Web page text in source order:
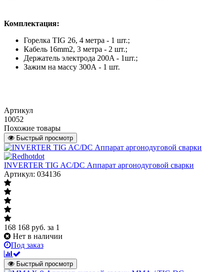
Комплектация:
Горелка TIG 26, 4 метра - 1 шт.;
Кабель 16mm2, 3 метра - 2 шт.;
Держатель электрода 200A - 1шт.;
Зажим на массу 300А - 1 шт.
Артикул
10052
Похожие товары
Быстрый просмотр
INVERTER TIG AC/DC Аппарат аргонодуговой сварки
Артикул: 034136
168 168 руб. за 1
Нет в наличии
Под заказ
Быстрый просмотр